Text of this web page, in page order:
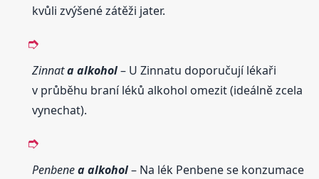
kvůli zvýšené zátěži jater.
Zinnata alkohol– U Zinnatu doporučují lékaři
v průběhu braní léků alkohol omezit (ideálně zcela
vynechat).
Penbenea alkohol– Na lék Penbene se konzumace